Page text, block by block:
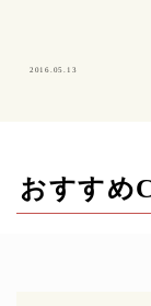
2016.05.13
おすすめ